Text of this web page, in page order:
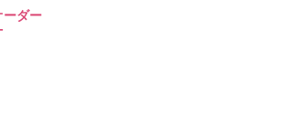
ーダー